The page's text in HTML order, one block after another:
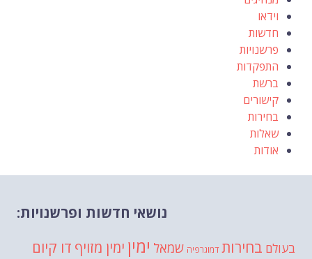
וידאו
חדשות
פרשנויות
התפקדות
ברשת
קישורים
בחירות
שאלות
אודות
נושאי חדשות ופרשנויות:
בעולם בחירות דמוגרפיה שמאל ימין ימין מזויף דו קיום